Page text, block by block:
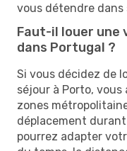
vous détendre dans
Faut-il louer une
dans Portugal ?
Si vous décidez de
séjour à Porto,
zones
déplacement
pourrez adapter